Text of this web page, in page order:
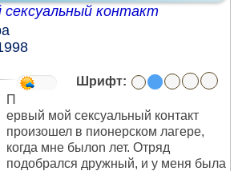
сексуальный контакт
Шрифт:
П
ервый мой сексуальный контакт
произошел в пионерском лагере,
когда мне былоn лет. Отряд
подобрался дружный, и у меня была